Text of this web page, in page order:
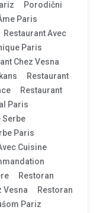
Porodični
Paris
Restaurant Avec
Paris
Chez Vesna
Restaurant
Restaurant
Paris
Serbe
Paris
Cuisine
Restoran
Vesna
Restoran
Pariz